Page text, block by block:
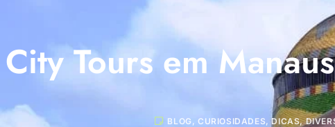
City Tours em
BLOG ,CURIOSIDADES,DICAS,